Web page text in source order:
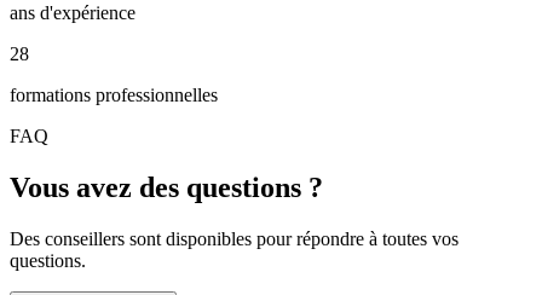
Les formations AdPremier s’appuient sur les solides connaissances
de nos experts.
ans d'expérience
28
formations professionnelles
FAQ
Vous avez des questions ?
Des conseillers sont disponibles pour répondre à toutes vos
questions.